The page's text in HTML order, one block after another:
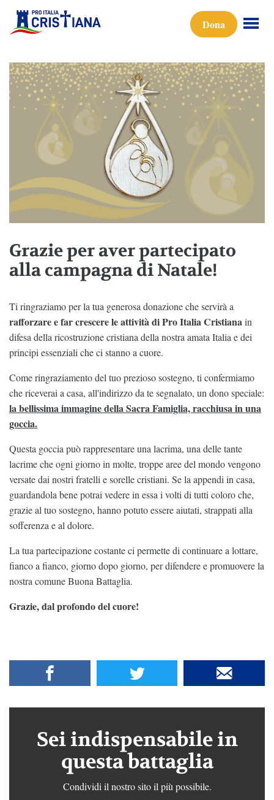
Dona
Grazie per aver partecipato
alla campagna di Natale!
Ti ringraziamo per la tua generosa donazione che servirà a
rafforzare e far crescere le attività di Pro Italia Cristianain
difesa della ricostruzione cristiana della nostra amata Italia e dei
principi essenziali che ci stanno a cuore.
Come ringraziamento del tuo prezioso sostegno, ti confermiamo
che riceverai a casa, all'indirizzo da te segnalato, un dono speciale:
la bellissima immagine della Sacra Famiglia, racchiusa in una
goccia.
Questa goccia può rappresentare una lacrima, una delle tante
lacrime che ogni giorno in molte, troppe aree del mondo vengono
versate dai nostri fratelli e sorelle cristiani. Se la appendi in casa,
guardandola bene potrai vedere in essa i volti di tutti coloro che,
grazie al tuo sostegno, hanno potuto essere aiutati, strappati alla
sofferenza e al dolore.
La tua partecipazione costante ci permette di continuare a lottare,
fianco a fianco, giorno dopo giorno, per difendere e promuovere la
nostra comune Buona Battaglia.
Grazie, dal profondo del cuore!
Sei indispensabile in
questa battaglia
Condividi il nostro sito il più possibile.